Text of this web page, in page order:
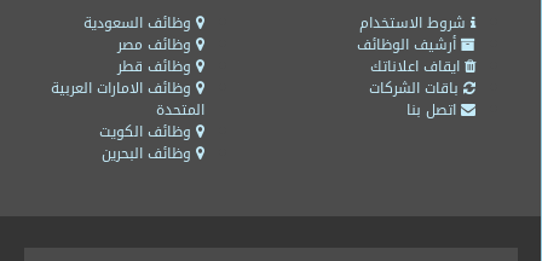
وظائف السعودية
وظائف مصر
وظائف قطر
وظائف الامارات العربية
المتحدة
وظائف الكويت
وظائف البحرين
شروط الاستخدام
أرشيف الوظائف
ايقاف اعلاناتك
باقات الشركات
اتصل بنا